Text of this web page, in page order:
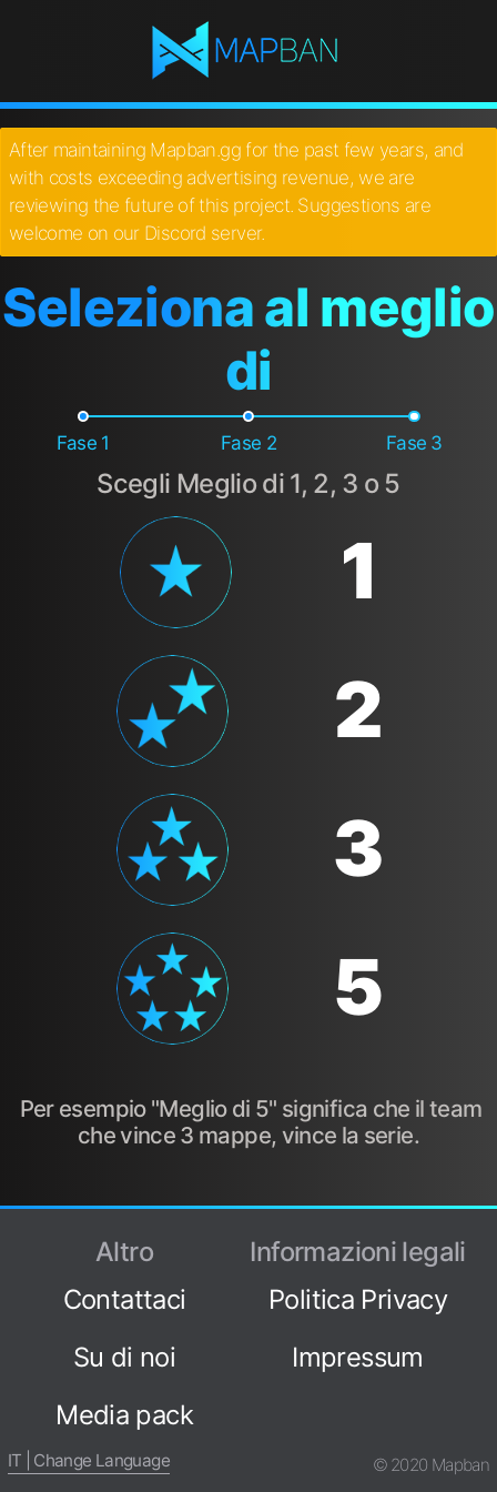
After maintaining Mapban.gg for the past few years, and
with costs exceeding advertising revenue, we are
reviewing the future of this project. Suggestions are
welcome on our Discord server.
Seleziona al meglio
di
Fase 1 Fase 2 Fase 3
Scegli Meglio di 1, 2, 3 o 5
1
2
3
5
Per esempio "Meglio di 5" significa che il team
che vince 3 mappe, vince la serie.
Altro
Contattaci
Su di noi
Media pack
Informazioni legali
Politica Privacy
Impressum
IT | Change Language © 2020 Mapban